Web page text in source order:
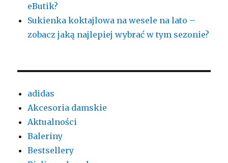
eButik?
Sukienka koktajlowa na wesele na lato –
zobacz jaką najlepiej wybrać w tym sezonie?
adidas
Akcesoria damskie
Aktualności
Baleriny
Bestsellery